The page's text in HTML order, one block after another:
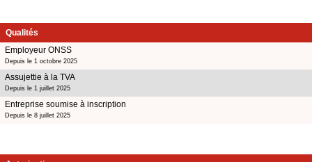
Qualités
Employeur ONSS
Depuis le 1 octobre 2025
Assujettie à la TVA
Depuis le 1 juillet 2025
Entreprise soumise à inscription
Depuis le 8 juillet 2025